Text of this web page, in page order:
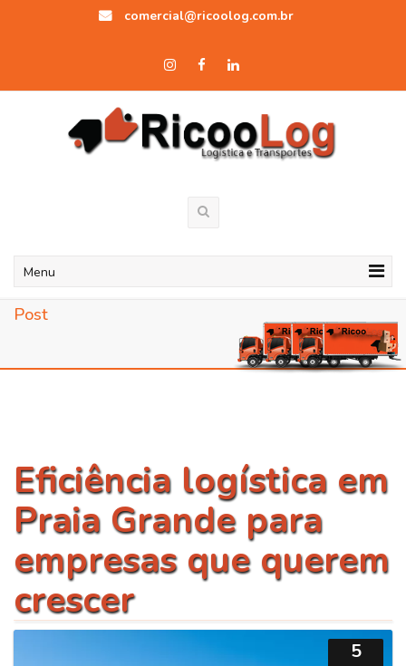
comercial@ricoolog.com.br
Menu
Post
Eficiência logística em
Praia Grande para
empresas que querem
crescer
5